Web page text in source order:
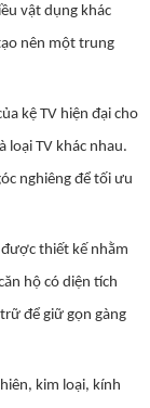
vật dụng khác
nên một trung
kệ TV hiện đại cho
TV khác nhau.
nghiêng để tối ưu
thiết kế nhằm
hộ có diện tích
để giữ gọn gàng
kim loại, kính